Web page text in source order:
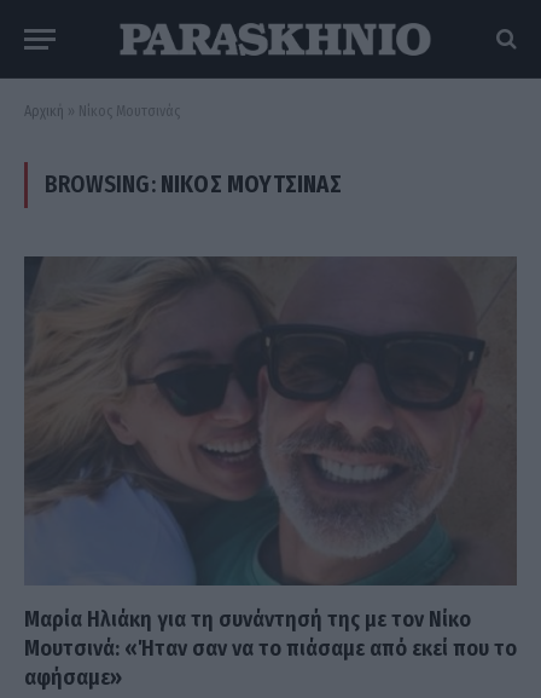
Αρχική » Νίκος Μουτσινάς
BROWSING: ΝΊΚΟΣ ΜΟΥΤΣΙΝΆΣ
Μαρία Ηλιάκη για τη συνάντησή της με τον Νίκο
Μουτσινά: «Ήταν σαν να το πιάσαμε από εκεί που το
αφήσαμε»